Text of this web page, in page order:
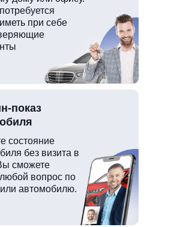
при себе
состояние
без визита в
сможете
вопрос по
автомобилю.
показ